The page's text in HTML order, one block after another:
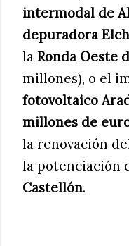
intermodal de
depuradora
la Ronda Oeste
millones), o el
fotovoltaico
millones de
la renovación
la potenciación
Castellón.